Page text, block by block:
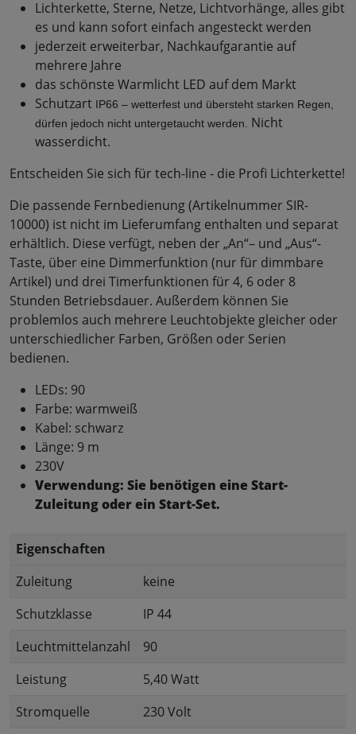
Lichterkette, Sterne, Netze, Lichtvorhänge, alles gibt
es und kann sofort einfach angesteckt werden
jederzeit erweiterbar, Nachkaufgarantie auf
mehrere Jahre
das schönste Warmlicht LED auf dem Markt
Schutzart IP66 – wetterfest und übersteht starken Regen,
dürfen jedoch nicht untergetaucht werden.
Nicht
wasserdicht.
Entscheiden Sie sich für tech-line - die Profi Lichterkette!
Die passende Fernbedienung (Artikelnummer SIR-
10000) ist nicht im Lieferumfang enthalten und separat
erhältlich. Diese verfügt, neben der „An“– und „Aus“-
Taste, über eine Dimmerfunktion (nur für dimmbare
Artikel) und drei Timerfunktionen für 4, 6 oder 8
Stunden Betriebsdauer. Außerdem können Sie
problemlos auch mehrere Leuchtobjekte gleicher oder
unterschiedlicher Farben, Größen oder Serien
bedienen.
LEDs: 90
Farbe: warmweiß
Kabel: schwarz
Länge: 9 m
230V
Verwendung: Sie benötigen eine Start-
Zuleitung oder ein Start-Set.
Eigenschaften
Zuleitung
keine
Schutzklasse
IP 44
Leuchtmittelanzahl
90
Leistung
5,40 Watt
Stromquelle
230 Volt